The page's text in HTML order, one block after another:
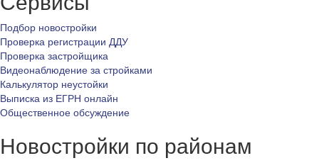
Подбор новостройки
Проверка регистрации ДДУ
Проверка застройщика
Видеонаблюдение за стройками
Калькулятор неустойки
Выписка из ЕГРН онлайн
Общественное обсуждение
Новостройки по районам